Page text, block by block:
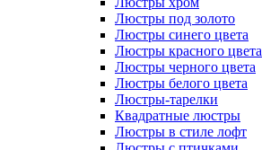
Люстры под золото
Люстры синего цвета
Люстры красного цвета
Люстры черного цвета
Люстры белого цвета
Люстры-тарелки
Квадратные люстры
Люстры в стиле лофт